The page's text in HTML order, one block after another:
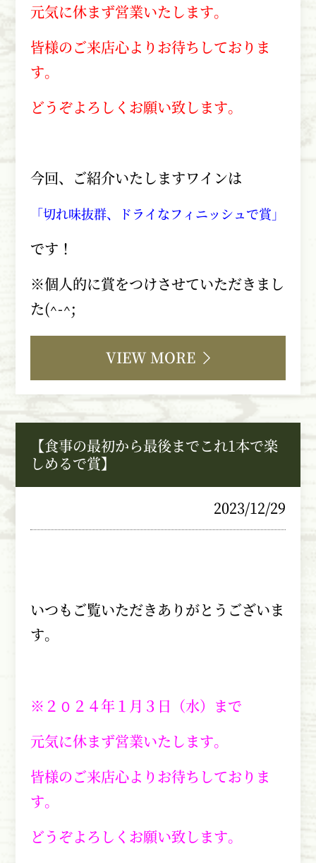
元気に休まず営業いたします。
皆様のご来店心よりお待ちしておりま
す。
どうぞよろしくお願い致します。
今回、ご紹介いたしますワインは
「切れ味抜群、ドライなフィニッシュで賞」
です！
※個人的に賞をつけさせていただきまし
た(^-^;
VIEW MORE
【食事の最初から最後までこれ1本で楽
しめるで賞】
2023/12/29
いつもご覧いただきありがとうございま
す。
※２０２４年１月３日（水）まで
元気に休まず営業いたします。
皆様のご来店心よりお待ちしておりま
す。
どうぞよろしくお願い致します。